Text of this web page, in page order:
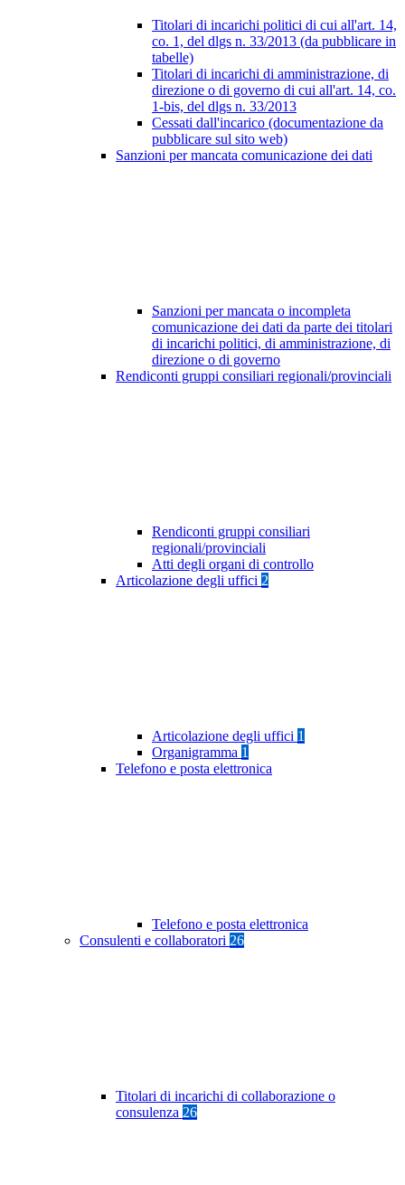
Titolari di incarichi politici di cui all'art. 14,
co. 1, del dlgs n. 33/2013 (da pubblicare in
tabelle)
Titolari di incarichi di amministrazione, di
direzione o di governo di cui all'art. 14, co.
1-bis, del dlgs n. 33/2013
Cessati dall'incarico (documentazione da
pubblicare sul sito web)
Sanzioni per mancata comunicazione dei dati
Sanzioni per mancata o incompleta
comunicazione dei dati da parte dei titolari
di incarichi politici, di amministrazione, di
direzione o di governo
Rendiconti gruppi consiliari regionali/provinciali
Rendiconti gruppi consiliari
regionali/provinciali
Atti degli organi di controllo
Articolazione degli uffici 2
Articolazione degli uffici 1
Organigramma 1
Telefono e posta elettronica
Telefono e posta elettronica
Consulenti e collaboratori 26
Titolari di incarichi di collaborazione o
consulenza 26